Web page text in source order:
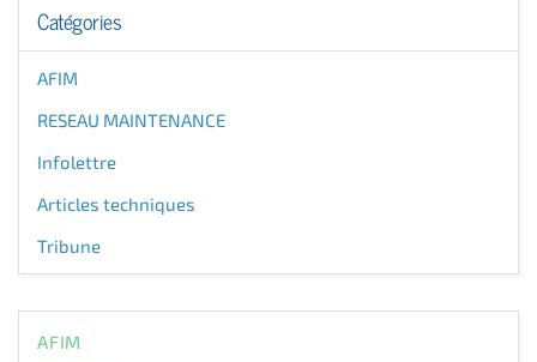
Catégories
AFIM
RESEAU MAINTENANCE
Infolettre
Articles techniques
Tribune
AFIM